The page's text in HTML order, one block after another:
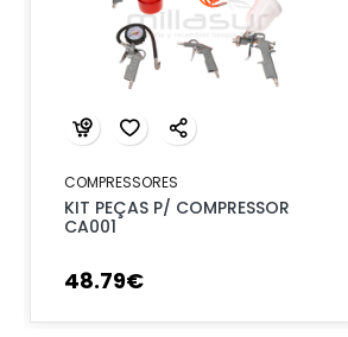
COMPRESSORES
KIT PEÇAS P/ COMPRESSOR
CA001
48.79€